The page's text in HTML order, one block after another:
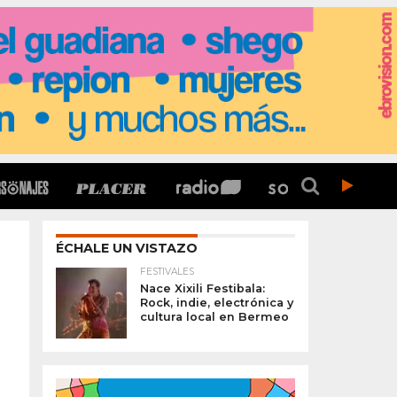
ÉCHALE UN VISTAZO
FESTIVALES
Nace Xixili Festibala:
Rock, indie, electrónica y
cultura local en Bermeo